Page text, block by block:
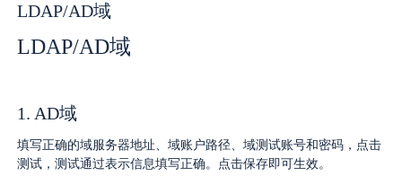
跨网文件交换系统
SDK传输应用集成
应用场景解决方案
海量小文件传输
价格
案例
新闻动态
LDAP/AD域
LDAP/AD域
1. AD域
填写正确的域服务器地址、域账户路径、域测试账号和密码，点击
测试，测试通过表示信息填写正确。点击保存即可生效。